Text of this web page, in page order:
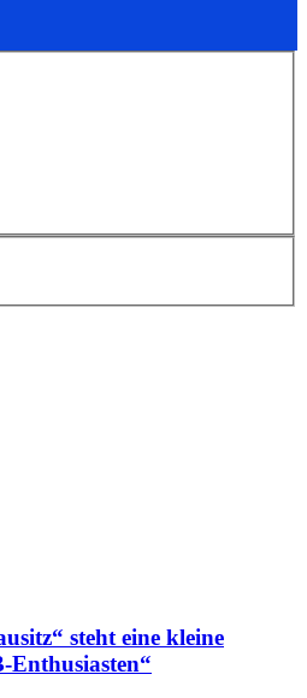
steht eine kleine